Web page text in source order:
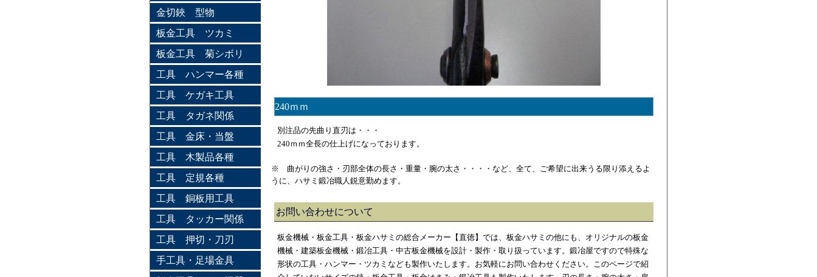
金切鋏 型物
板金工具 ツカミ
板金工具 菊シボリ
工具 ハンマー各種
工具 ケガキ工具
工具 タガネ関係
工具 金床・当盤
工具 木製品各種
工具 定規各種
工具 銅板用工具
工具 タッカー関係
工具 押切・刀刃
手工具・足場金具
240ｍｍ
別注品の先曲り直刃は・・・
240ｍｍ全長の仕上げになっております。
※ 曲がりの強さ・刃部全体の長さ・重量・腕の太さ・・・・など、全て、ご希望に出来うる限り添えるよ
うに、ハサミ鍛冶職人鋭意勤めます。
お問い合わせについて
板金機械・板金工具・板金ハサミの総合メーカー【直徳】では、板金ハサミの他にも、オリジナルの板金
機械・建築板金機械・鍛冶工具・中古板金機械を設計・製作・取り扱っています。鍛冶屋ですので特殊な
形状の工具・ハンマー・ツカミなども製作いたします。お気軽にお問い合わせください。このページで紹